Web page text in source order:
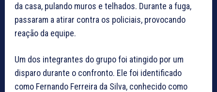
da casa, pulando muros e telhados. Durante a fuga,
passaram a atirar contra os policiais, provocando
reação da equipe.
Um dos integrantes do grupo foi atingido por um
disparo durante o confronto. Ele foi identificado
como Fernando Ferreira da Silva, conhecido como